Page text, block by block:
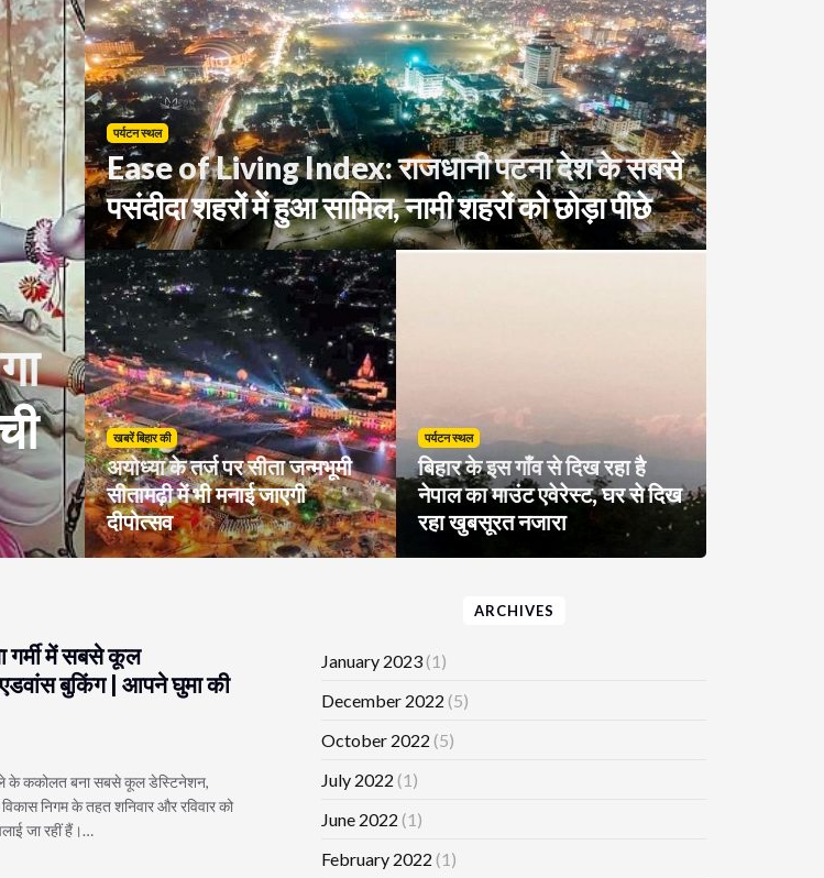
पर्यटन स्थल
Ease of Living Index: राजधानी पटना देश के सबसे
पसंदीदा शहरों में हुआ सामिल, नामी शहरों को छोड़ा पीछे
खबरें बिहार की
अयोध्या के तर्ज पर सीता जन्मभूमी
सीतामढ़ी में भी मनाई जाएगी
दीपोत्सव
पर्यटन स्थल
बिहार के इस गाँव से दिख रहा है
नेपाल का माउंट एवेरेस्ट, घर से दिख
रहा खुबसूरत नजारा
गर्मी में सबसे कूल
बुकिंग | आपने घुमा की
के ककोलत बना सबसे कूल डेस्टिनेशन,
विकास निगम के तहत शनिवार और रविवार को
जा रहीं हैं।…
ARCHIVES
January 2023(1)
December 2022 (5)
October 2022 (5)
July 2022 (1)
June 2022 (1)
February 2022 (1)